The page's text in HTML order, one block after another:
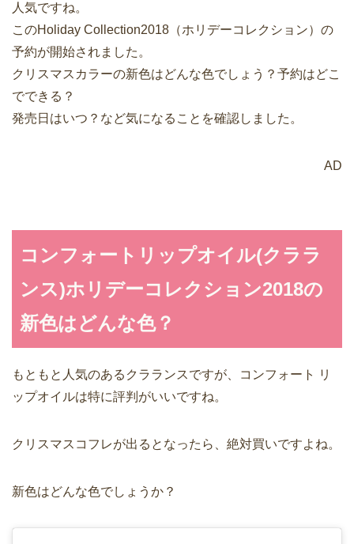
人気ですね。
このHoliday Collection2018（ホリデーコレクション）の
予約が開始されました。
クリスマスカラーの新色はどんな色でしょう？予約はどこ
でできる？
発売日はいつ？など気になることを確認しました。
AD
コンフォートリップオイル(クララ
ンス)ホリデーコレクション2018の
新色はどんな色？
もともと人気のあるクラランスですが、コンフォート リ
ップオイルは特に評判がいいですね。
クリスマスコフレが出るとなったら、絶対買いですよね。
新色はどんな色でしょうか？